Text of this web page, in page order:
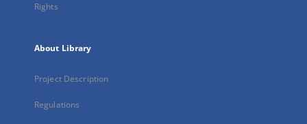
Rights
About Library
Project Description
Regulations